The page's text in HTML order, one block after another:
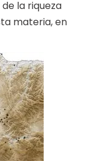
la riqueza
materia, en